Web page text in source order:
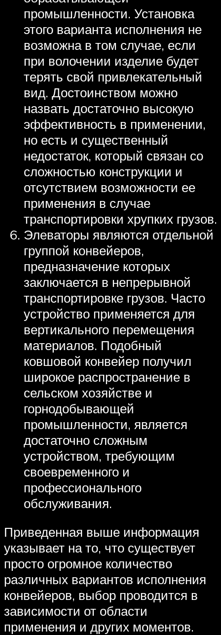
промышленности. Установка
этого варианта исполнения не
возможна в том случае, если
при волочении изделие будет
терять свой привлекательный
вид. Достоинством можно
назвать достаточно высокую
эффективность в применении,
но есть и существенный
недостаток, который связан со
сложностью конструкции и
отсутствием возможности ее
применения в случае
транспортировки хрупких грузов.
Элеваторы являются отдельной
группой конвейеров,
предназначение которых
заключается в непрерывной
транспортировке грузов. Часто
устройство применяется для
вертикального перемещения
материалов. Подобный
ковшовой конвейер получил
широкое распространение в
сельском хозяйстве и
горнодобывающей
промышленности, является
достаточно сложным
устройством, требующим
своевременного и
профессионального
обслуживания.
Приведенная выше информация
указывает на то, что существует
просто огромное количество
различных вариантов исполнения
конвейеров, выбор проводится в
зависимости от области
применения и других моментов.